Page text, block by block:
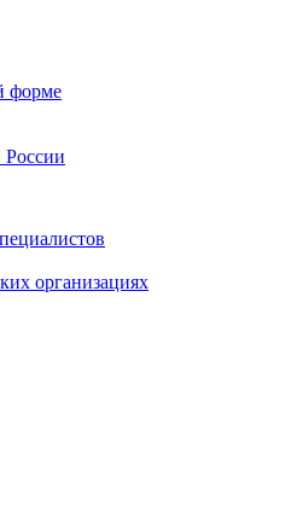
форме
России
организациях